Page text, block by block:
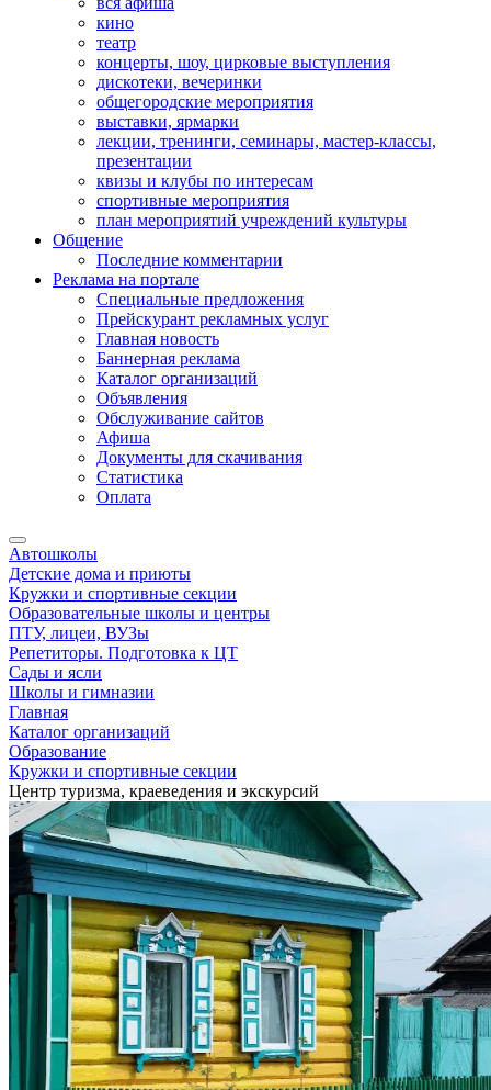
кино
театр
концерты, шоу, цирковые выступления
дискотеки, вечеринки
общегородские мероприятия
выставки, ярмарки
лекции, тренинги, семинары, мастер-классы,
презентации
квизы и клубы по интересам
спортивные мероприятия
план мероприятий учреждений культуры
Общение
Последние комментарии
Реклама на портале
Специальные предложения
Прейскурант рекламных услуг
Главная новость
Баннерная реклама
Каталог организаций
Объявления
Обслуживание сайтов
Афиша
Документы для скачивания
Статистика
Оплата
Автошколы
Детские дома и приюты
Кружки и спортивные секции
Образовательные школы и центры
ПТУ, лицеи, ВУЗы
Репетиторы. Подготовка к ЦТ
Сады и ясли
Школы и гимназии
Главная
Каталог организаций
Образование
Кружки и спортивные секции
Центр туризма, краеведения и экскурсий